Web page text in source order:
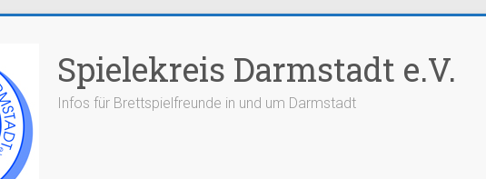
Spielekreis Darmstadt e.V.
Infos für Brettspielfreunde in und um Darmstadt